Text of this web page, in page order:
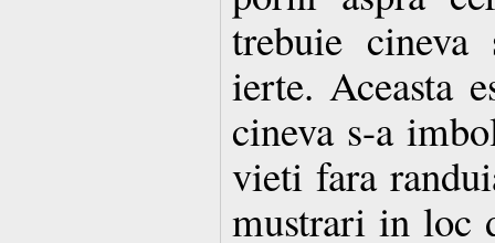
trebuie
ierte. Aceasta
cineva s-a
vieti fara
mustrari in loc